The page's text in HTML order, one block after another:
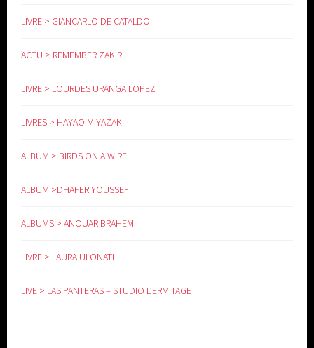
LIVRE > GIANCARLO DE CATALDO
ACTU > REMEMBER ZAKIR
LIVRE > LOURDES URANGA LOPEZ
LIVRES > HAYAO MIYAZAKI
ALBUM > BIRDS ON A WIRE
ALBUM >DHAFER YOUSSEF
ALBUMS > ANOUAR BRAHEM
LIVRE > LAURA ULONATI
LIVE > LAS PANTERAS – STUDIO L’ERMITAGE